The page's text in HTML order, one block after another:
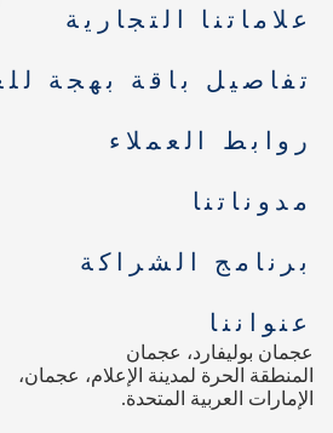
علاماتنا التجارية
تفاصيل باقة بهجة
روابط العملاء
مدوناتنا
برنامج الشراكة
عنواننا
عجمان بوليفارد، عجمان
المنطقة الحرة لمدينة الإعلام، عجمان،
الإمارات العربية المتحدة.